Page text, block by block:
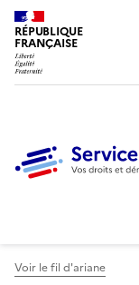
RÉPUBLIQUE
FRANÇAISE
Voir le fil d'ariane